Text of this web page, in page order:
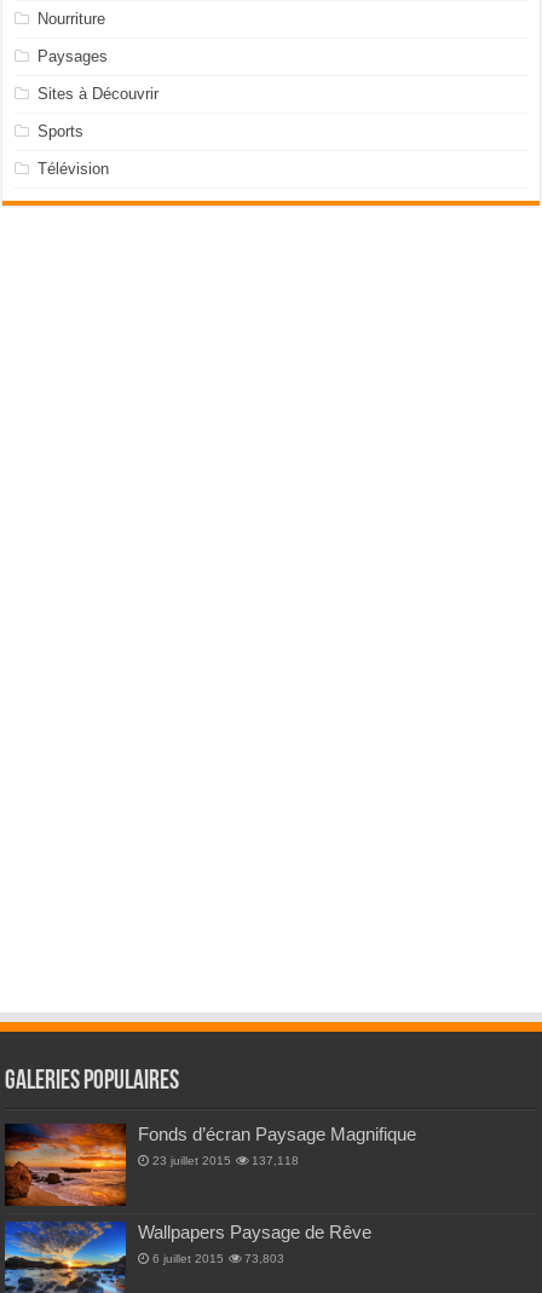
Nourriture
Paysages
Sites à Découvrir
Sports
Télévision
Galeries Populaires
Fonds d’écran Paysage Magnifique
23 juillet 2015 137,118
Wallpapers Paysage de Rêve
6 juillet 2015 73,803